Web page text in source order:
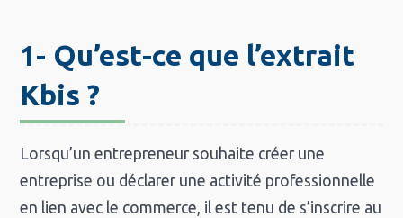
1- Qu’est-ce que l’extrait
Kbis ?
Lorsqu’un entrepreneur souhaite créer une
entreprise ou déclarer une activité professionnelle
en lien avec le commerce, il est tenu de s’inscrire au